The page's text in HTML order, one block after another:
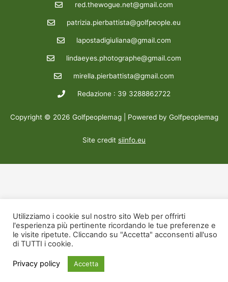
red.thewogue.net@gmail.com
patrizia.pierbattista@golfpeople.eu
lapostadigiuliana@gmail.com
lindaeyes.photographe@gmail.com
mirella.pierbattista@gmail.com
Redazione : 39 3288862722
Copyright © 2026 Golfpeoplemag | Powered by Golfpeoplemag
Site credit siinfo.eu
Utilizziamo i cookie sul nostro sito Web per offrirti
l'esperienza più pertinente ricordando le tue preferenze e
le visite ripetute. Cliccando su "Accetta" acconsenti all'uso
di TUTTI i cookie.
Privacy policy Accetta